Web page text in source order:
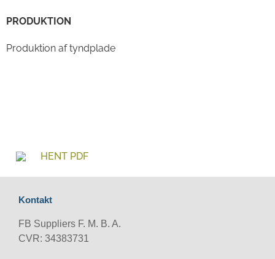
PRODUKTION
Produktion af tyndplade
HENT PDF
Kontakt
FB Suppliers F. M. B. A.
CVR: 34383731